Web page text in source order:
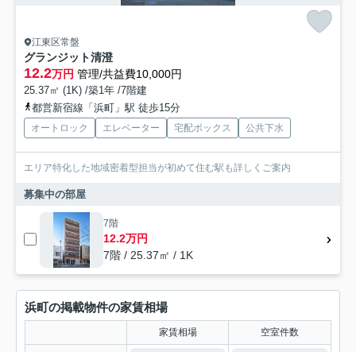
江東区常盤
グランジット清澄
12.2万円 管理/共益費10,000円
25.37㎡ (1K) /築1年 /7階建
都営新宿線「浜町」駅 徒歩15分
オートロック エレベーター 宅配ボックス 公共下水
エリア特化した地域密着型担当が初めて住む駅も詳しくご案内
募集中の部屋
7階
12.2万円
7階 / 25.37㎡ / 1K
浜町の掲載物件の家賃相場
家賃相場 空室件数